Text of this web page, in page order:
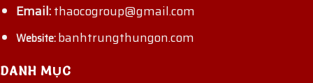
Email:thaocogroup@gmail.com
Website:banhtrungthungon.com
DANH MỤC